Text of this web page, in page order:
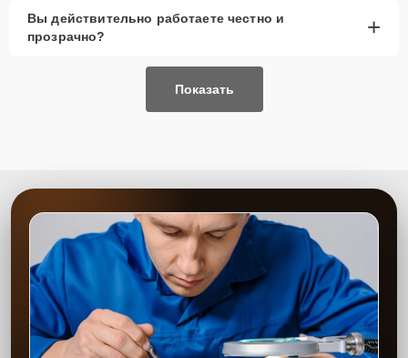
Вы действительно работаете честно и
прозрачно?
+
Показать